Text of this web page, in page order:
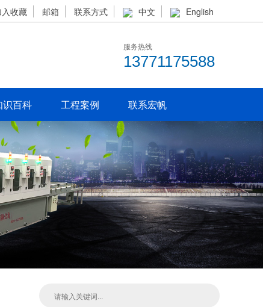
入收藏 邮箱 联系方式 中文 English
服务热线
13771175588
识百科 工程案例 联系宏帆